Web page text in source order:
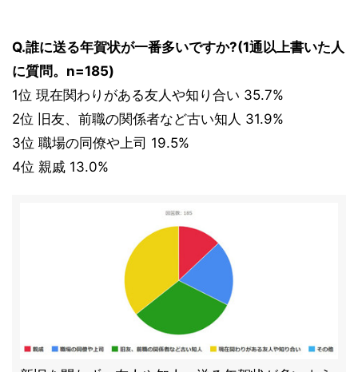
Q.誰に送る年賀状が一番多いですか?(1通以上書いた人
に質問。n=185)
1位 現在関わりがある友人や知り合い 35.7%
2位 旧友、前職の関係者など古い知人 31.9%
3位 職場の同僚や上司 19.5%
4位 親戚 13.0%